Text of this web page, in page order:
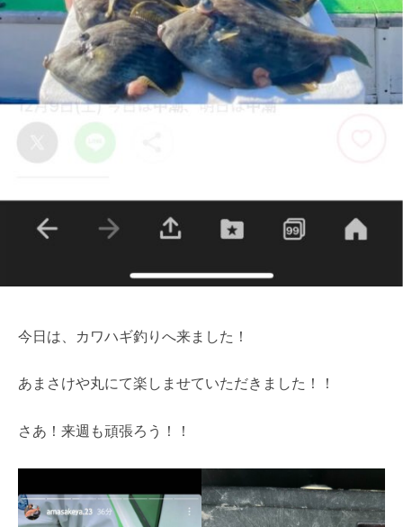
今日は、カワハギ釣りへ来ました！
あまさけや丸にて楽しませていただきました！！
さあ！来週も頑張ろう！！